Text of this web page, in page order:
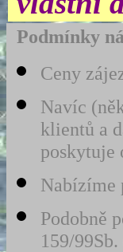
Podmínky
Ceny
Navíc
klientů a
poskytuje
Nabízíme
Podobně
159/